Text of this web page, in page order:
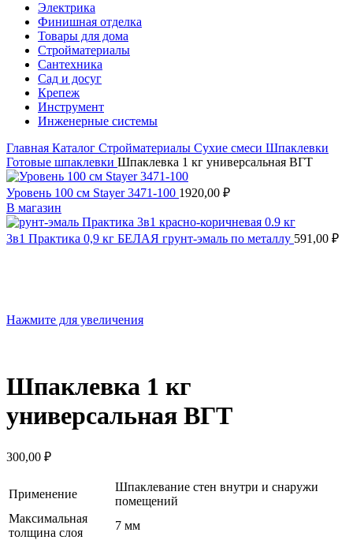
Электрика
Финишная отделка
Товары для дома
Стройматериалы
Сантехника
Сад и досуг
Крепеж
Инструмент
Инженерные системы
Главная Каталог Стройматериалы Сухие смеси Шпаклевки
Готовые шпаклевки Шпаклевка 1 кг универсальная ВГТ
Уровень 100 см Stayer 3471-100 1920,00 ₽
В магазин
3в1 Практика 0,9 кг БЕЛАЯ грунт-эмаль по металлу 591,00 ₽
Нажмите для увеличения
Шпаклевка 1 кг
универсальная ВГТ
300,00 ₽
Применение
Шпаклевание стен внутри и снаружи
помещений
Максимальная
толщина слоя
7 мм